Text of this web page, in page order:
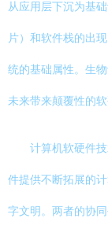
从应用层下沉为基
片）和软件栈的出
统的基础属性。生
未来带来颠覆性的软
计算机软硬件
件提供不断拓展的
字文明。两者的协